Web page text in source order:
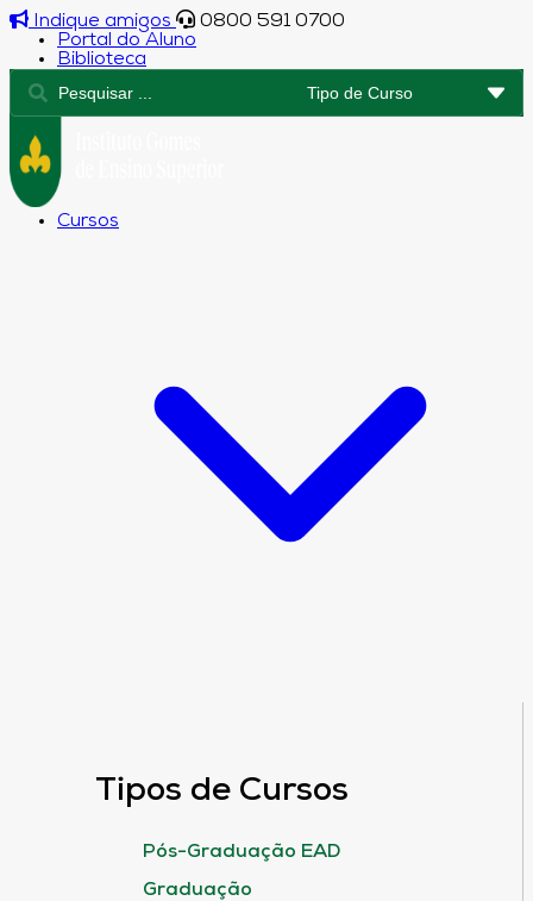
Indique amigos
0800 591 0700
Portal do Aluno
Biblioteca
Cursos
Tipos de Cursos
Pós-Graduação EAD
Graduação